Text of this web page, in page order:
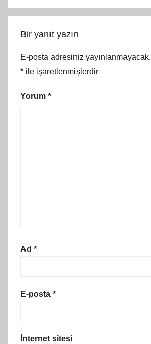
Bir yanıt yazın
E-posta adresiniz yayınlanmayacak.
* ile işaretlenmişlerdir
Yorum *
Ad *
E-posta *
İnternet sitesi